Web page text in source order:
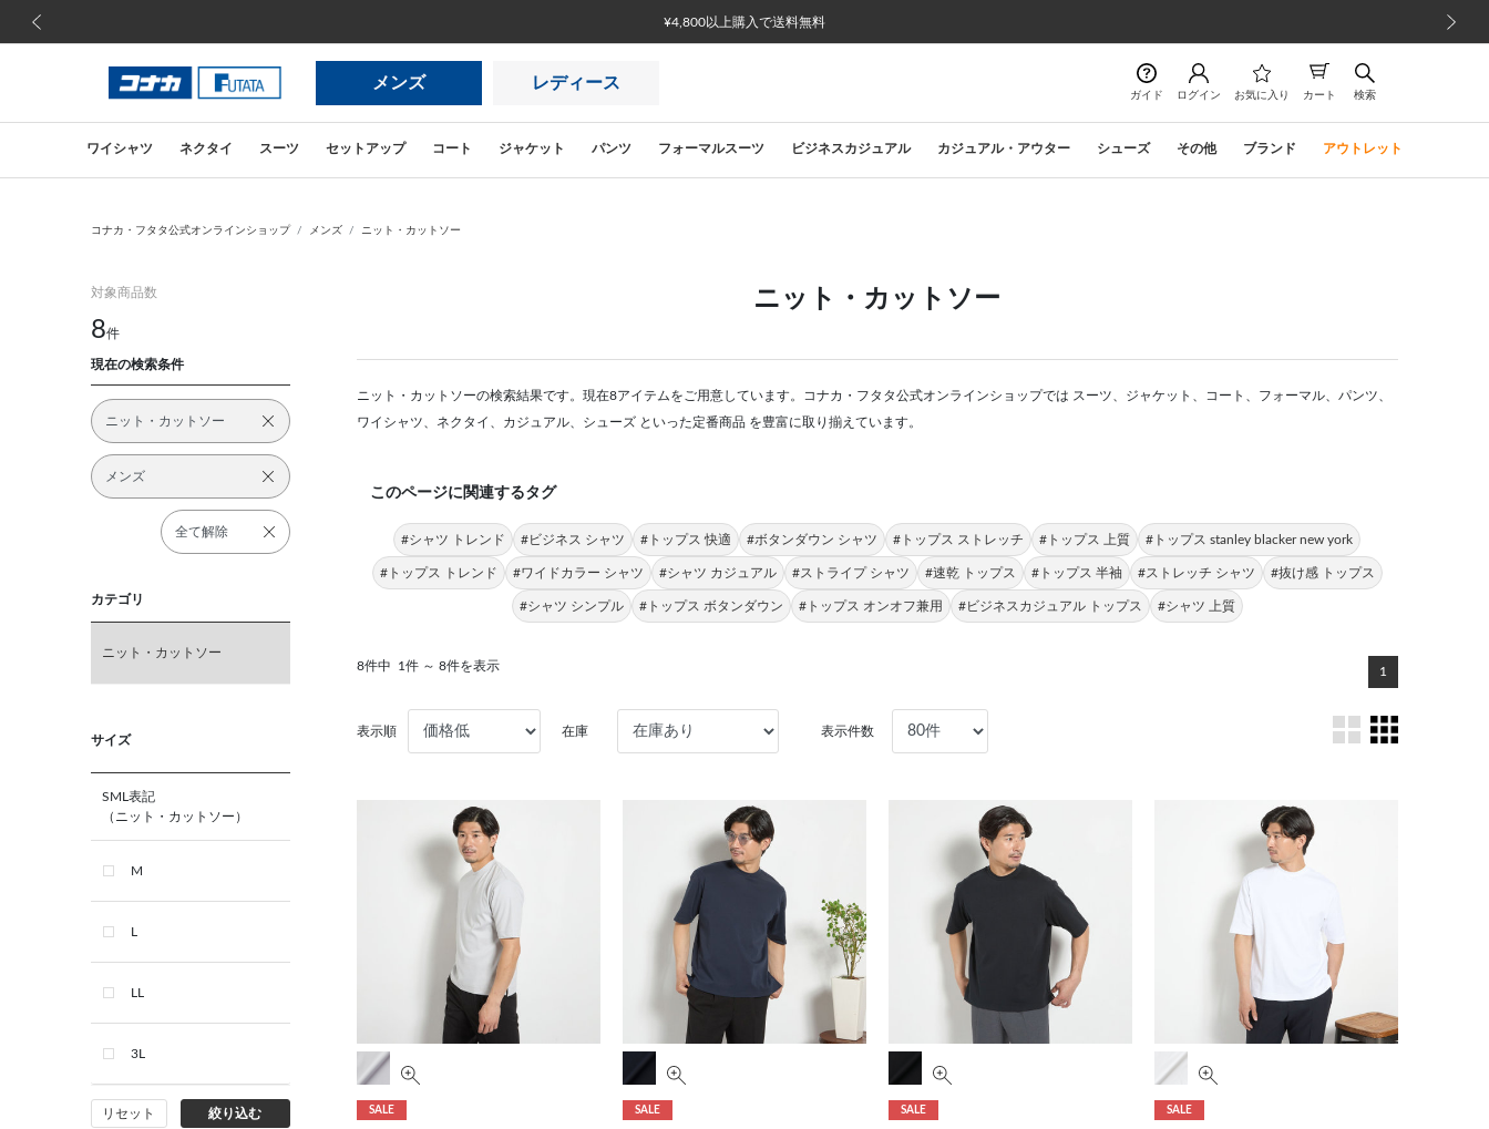
¥4,800以上購入で送料無料
メンズ レディース
ガイド ログイン お気に入り カート 検索
ワイシャツ ネクタイ スーツ セットアップ コート ジャケット パンツ フォーマルスーツ ビジネスカジュアル カジュアル・アウター シューズ その他 ブランド アウトレット
コナカ・フタタ公式オンラインショップ メンズ ニット・カットソー
対象商品数
8件
現在の検索条件
ニット・カットソー
メンズ
全て解除
カテゴリ
ニット・カットソー
サイズ
SML表記
（ニット・カットソー）
M
L
LL
3L
リセット 絞り込む
ニット・カットソー
ニット・カットソーの検索結果です。現在8アイテムをご用意しています。コナカ・フタタ公式オンラインショップでは スーツ、ジャケット、コート、フォーマル、パンツ、
ワイシャツ、ネクタイ、カジュアル、シューズ といった定番商品 を豊富に取り揃えています。
このページに関連するタグ
#シャツ トレンド #ビジネス シャツ #トップス 快適 #ボタンダウン シャツ #トップス ストレッチ #トップス 上質 #トップス stanley blacker new york
#トップス トレンド #ワイドカラー シャツ #シャツ カジュアル #ストライプ シャツ #速乾 トップス #トップス 半袖 #ストレッチ シャツ #抜け感 トップス
#シャツ シンプル #トップス ボタンダウン #トップス オンオフ兼用 #ビジネスカジュアル トップス #シャツ 上質
8件中 1件 ～ 8件を表示 1
表示順 在庫 表示件数
SALE SALE SALE SALE